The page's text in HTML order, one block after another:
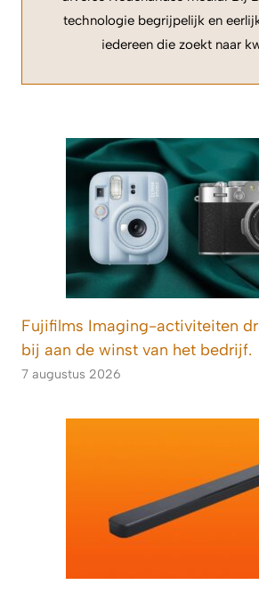
technologie begrijpelijk en
iedereen die zoekt naar
Fujifilms Imaging-activiteiten
bij aan de winst van het bedrijf.
7 augustus 2026